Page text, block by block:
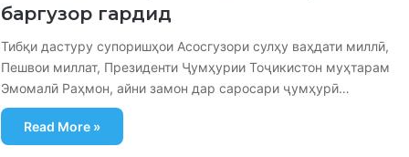
баргузор гардид
Тибқи дастуру супоришҳои Асосгузори сулҳу ваҳдати миллӣ,
Пешвои миллат, Президенти Ҷумҳурии Тоҷикистон муҳтарам
Эмомалӣ Раҳмон, айни замон дар саросари ҷумҳурӣ…
Read More »